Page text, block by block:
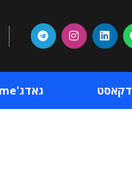
גאדג'Time